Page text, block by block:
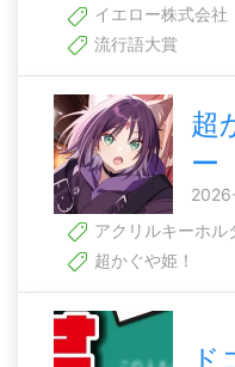
イエロー株式会社
流行語大賞
超
ー
アクリルキーホル
超かぐや姫！
ド